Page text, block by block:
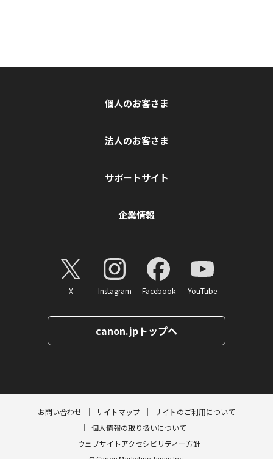
個人のお客さま
法人のお客さま
サポートサイト
企業情報
X Instagram Facebook YouTube
canon.jpトップへ
お問い合わせ サイトマップ
サイトのご利用について
個人情報の取り扱いについて
ウェブサイトアクセシビリティー方針